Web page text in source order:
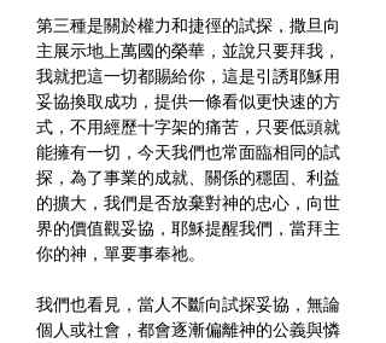
第三種是關於權力和捷徑的試探，撒旦向
主展示地上萬國的榮華，並說只要拜我，
我就把這一切都賜給你，這是引誘耶穌用
妥協換取成功，提供一條看似更快速的方
式，不用經歷十字架的痛苦，只要低頭就
能擁有一切，今天我們也常面臨相同的試
探，為了事業的成就、關係的穩固、利益
的擴大，我們是否放棄對神的忠心，向世
界的價值觀妥協，耶穌提醒我們，當拜主
你的神，單要事奉祂。
我們也看見，當人不斷向試探妥協，無論
個人或社會，都會逐漸偏離神的公義與憐